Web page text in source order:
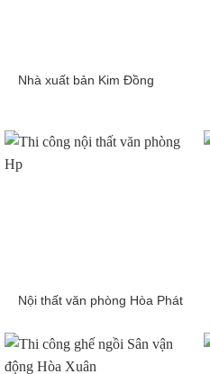
Nhà xuất bản Kim Đồng
Nội thất văn phòng Hòa Phát